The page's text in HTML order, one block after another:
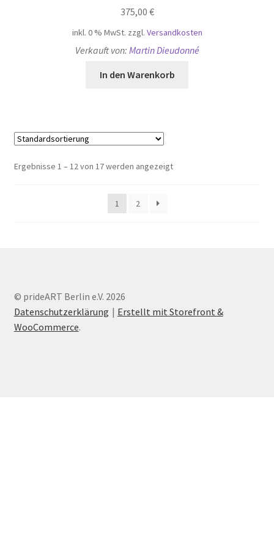
375,00 €
inkl. 0 % MwSt. zzgl. Versandkosten
Verkauft von: Martin Dieudonné
In den Warenkorb
Ergebnisse 1 – 12 von 17 werden angezeigt
1 2
© prideART Berlin e.V. 2026
Datenschutzerklärung
Erstellt mit Storefront &
WooCommerce.